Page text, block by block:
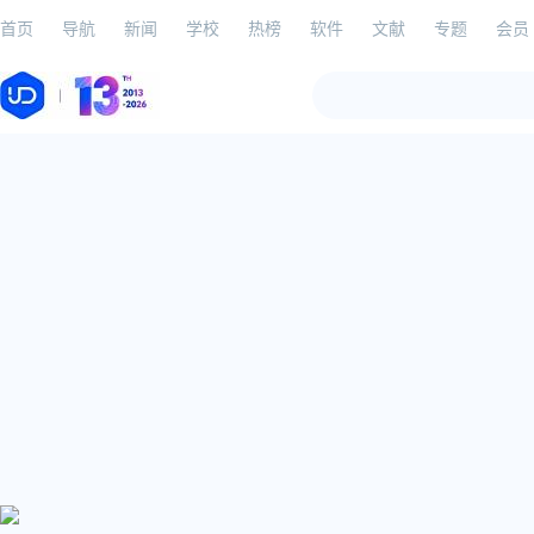
首页 导航 新闻 学校 热榜 软件 文献 专题 会员